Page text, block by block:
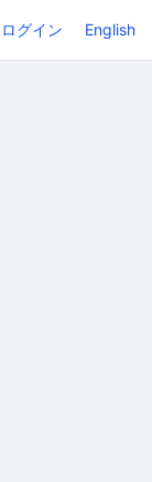
ログイン English